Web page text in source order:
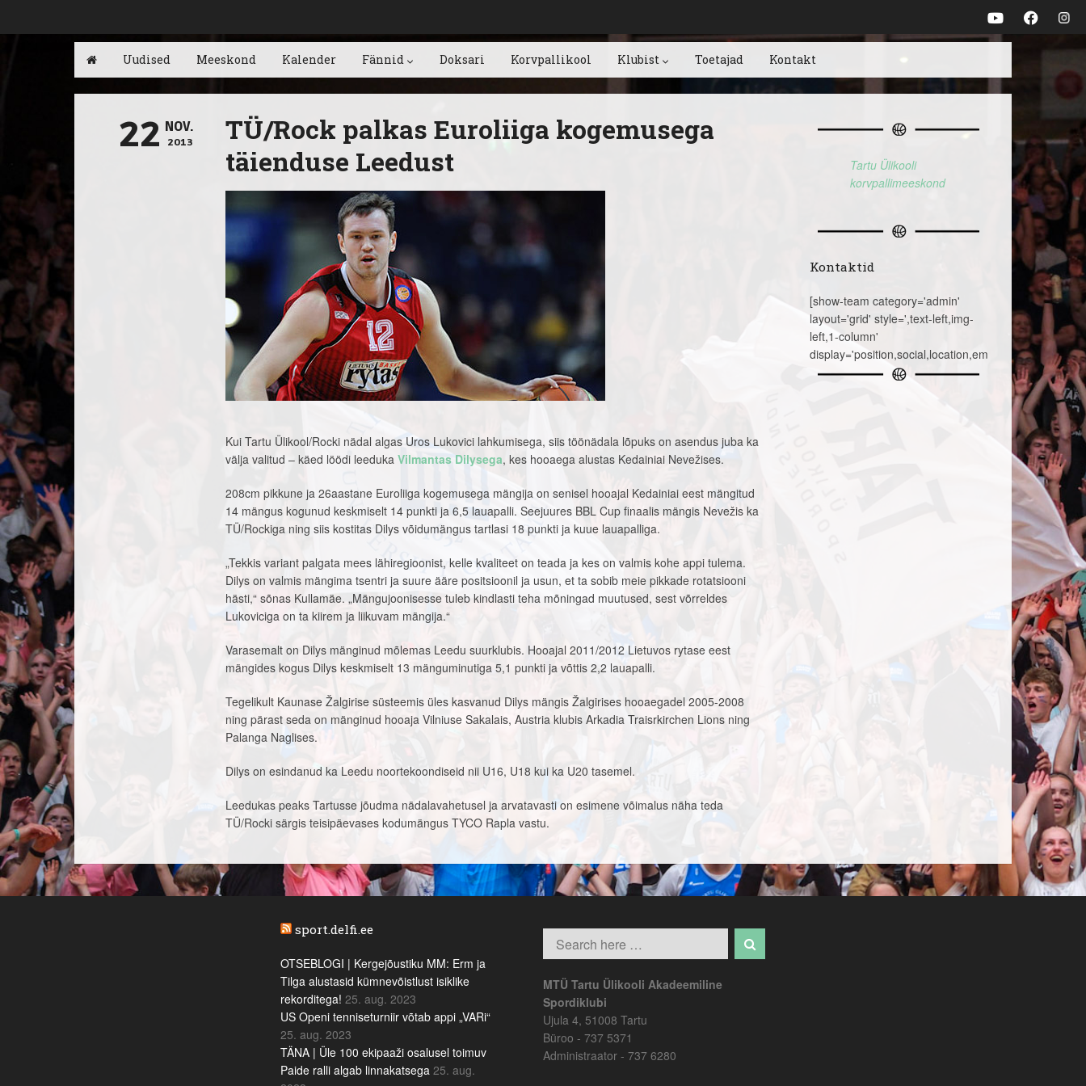
Uudised Meeskond Kalender Fännid Doksari Korvpallikool Klubist Toetajad Kontakt
22 NOV.
2013
TÜ/Rock palkas Euroliiga kogemusega
täienduse Leedust
Kui Tartu Ülikool/Rocki nädal algas Uros Lukovici lahkumisega, siis töönädala lõpuks on asendus juba ka
välja valitud – käed löödi leeduka Vilmantas Dilysega, kes hooaega alustas Kedainiai Nevežises.
208cm pikkune ja 26aastane Euroliiga kogemusega mängija on senisel hooajal Kedainiai eest mängitud
14 mängus kogunud keskmiselt 14 punkti ja 6,5 lauapalli. Seejuures BBL Cup finaalis mängis Nevežis ka
TÜ/Rockiga ning siis kostitas Dilys võidumängus tartlasi 18 punkti ja kuue lauapalliga.
„Tekkis variant palgata mees lähiregioonist, kelle kvaliteet on teada ja kes on valmis kohe appi tulema.
Dilys on valmis mängima tsentri ja suure ääre positsioonil ja usun, et ta sobib meie pikkade rotatsiooni
hästi,“ sõnas Kullamäe. „Mängujoonisesse tuleb kindlasti teha mõningad muutused, sest võrreldes
Lukoviciga on ta kiirem ja liikuvam mängija.“
Varasemalt on Dilys mänginud mõlemas Leedu suurklubis. Hooajal 2011/2012 Lietuvos rytase eest
mängides kogus Dilys keskmiselt 13 mänguminutiga 5,1 punkti ja võttis 2,2 lauapalli.
Tegelikult Kaunase Žalgirise süsteemis üles kasvanud Dilys mängis Žalgirises hooaegadel 2005-2008
ning pärast seda on mänginud hooaja Vilniuse Sakalais, Austria klubis Arkadia Traisrkirchen Lions ning
Palanga Naglises.
Dilys on esindanud ka Leedu noortekoondiseid nii U16, U18 kui ka U20 tasemel.
Leedukas peaks Tartusse jõudma nädalavahetusel ja arvatavasti on esimene võimalus näha teda
TÜ/Rocki särgis teisipäevases kodumängus TYCO Rapla vastu.
Tartu Ülikooli
korvpallimeeskond
Kontaktid
[show-team category='admin'
layout='grid' style=',text-left,img-
left,1-column'
sport.delfi.ee
OTSEBLOGI | Kergejõustiku MM: Erm ja
Tilga alustasid kümnevõistlust isiklike
rekorditega! 25. aug. 2023
US Openi tenniseturniir võtab appi „VARi“
25. aug. 2023
TÄNA | Üle 100 ekipaaži osalusel toimuv
Paide ralli algab linnakatsega 25. aug.
MTÜ Tartu Ülikooli Akadeemiline
Spordiklubi
Ujula 4, 51008 Tartu
Büroo - 737 5371
Administraator - 737 6280